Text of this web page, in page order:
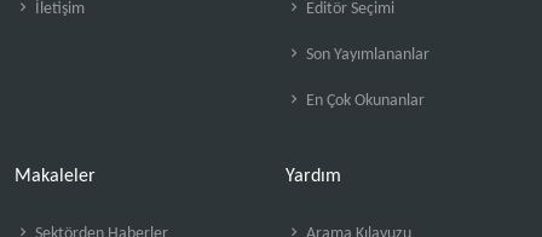
İletişim Editör Seçimi
Son Yayımlananlar
En Çok Okunanlar
Makaleler Yardım